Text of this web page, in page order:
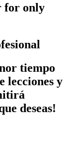
for only
tiempo
lecciones y
deseas!